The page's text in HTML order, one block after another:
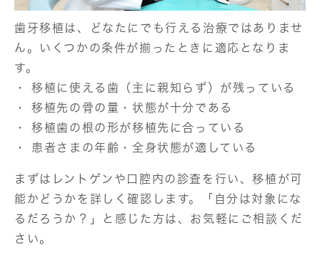
歯牙移植は、どなたにでも行える治療ではありませ
ん。いくつかの条件が揃ったときに適応となりま
す。
・ 移植に使える歯（主に親知らず）が残っている
・ 移植先の骨の量・状態が十分である
・ 移植歯の根の形が移植先に合っている
・ 患者さまの年齢・全身状態が適している
まずはレントゲンや口腔内の診査を行い、移植が可
能かどうかを詳しく確認します。「自分は対象にな
るだろうか？」と感じた方は、お気軽にご相談くだ
さい。